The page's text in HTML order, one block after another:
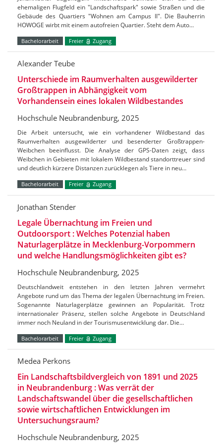
ehemaligen Flugfeld ein "Landschaftspark" sowie Straßen und die
Gebäude des Quartiers "Wohnen am Campus II". Die Bauherrin
HOWOGE wirbt mit einem autofreien Quartier. Steht dem Auto…
Bachelorarbeit Freier Zugang
Alexander Teube
Unterschiede im Raumverhalten ausgewilderter
Großtrappen in Abhängigkeit vom
Vorhandensein eines lokalen Wildbestandes
Hochschule Neubrandenburg, 2025
Die Arbeit untersucht, wie ein vorhandener Wildbestand das
Raumverhalten ausgewilderter und besenderter Großtrappen-
Weibchen beeinflusst. Die Analyse der GPS-Daten zeigt, dass
Weibchen in Gebieten mit lokalem Wildbestand standorttreuer sind
und deutlich kürzere Distanzen zurücklegen als Tiere in neu…
Bachelorarbeit Freier Zugang
Jonathan Stender
Legale Übernachtung im Freien und
Outdoorsport : Welches Potenzial haben
Naturlagerplätze in Mecklenburg-Vorpommern
und welche Handlungsmöglichkeiten gibt es?
Hochschule Neubrandenburg, 2025
Deutschlandweit entstehen in den letzten Jahren vermehrt
Angebote rund um das Thema der legalen Übernachtung im Freien.
Sogenannte Naturlagerplätze gewinnen an Popularität. Trotz
internationaler Präsenz, stellen solche Angebote in Deutschland
immer noch Neuland in der Tourismusentwicklung dar. Die…
Bachelorarbeit Freier Zugang
Medea Perkons
Ein Landschaftsbildvergleich von 1891 und 2025
in Neubrandenburg : Was verrät der
Landschaftswandel über die gesellschaftlichen
sowie wirtschaftlichen Entwicklungen im
Untersuchungsraum?
Hochschule Neubrandenburg, 2025